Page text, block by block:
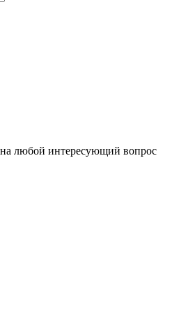
любой интересующий вопрос